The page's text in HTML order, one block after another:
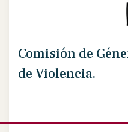
Comisión de
de Violencia.